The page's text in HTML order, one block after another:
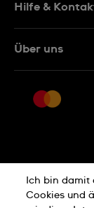
Hilfe &
Über uns
Jobs
Ich bin damit
Cookies und